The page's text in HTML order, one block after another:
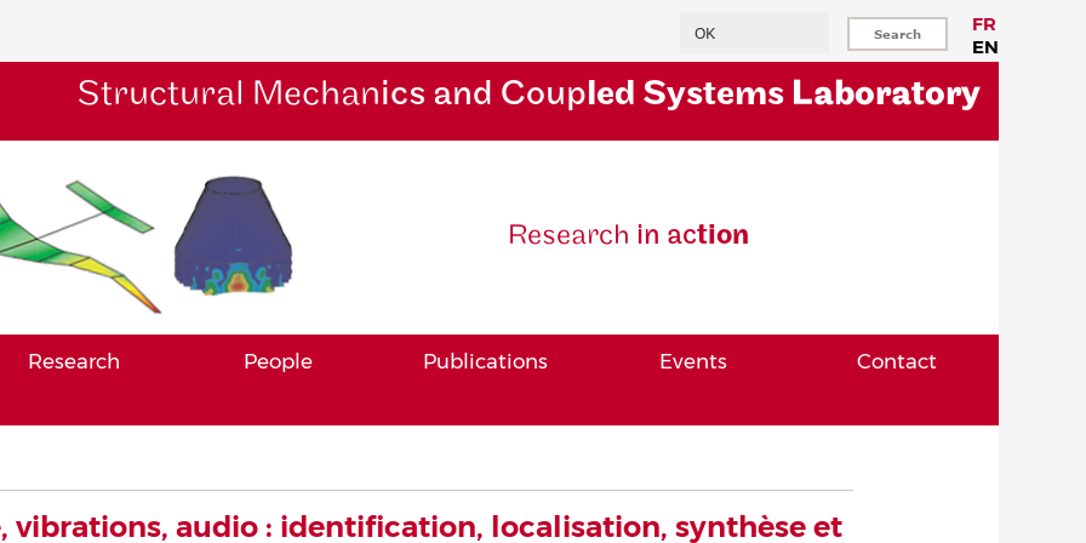
FR
EN
Structural Mechanics and Coupled Systems Laboratory
Research in action
Research People Publications Events Contact
vibrations, audio : identification, localisation, synthèse et